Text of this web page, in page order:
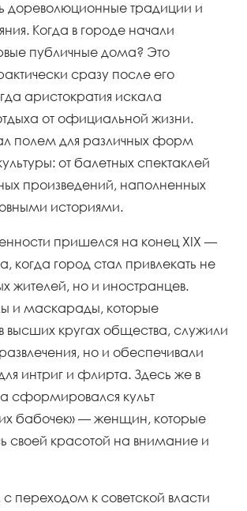
дореволюционные традиции и
Когда в городе начали
публичные дома? Это
сразу после его
аристократия искала
от официальной жизни.
полем для различных форм
от балетных спектаклей
произведений, наполненных
историями.
пришелся на конец XIX —
когда город стал привлекать не
жителей, но и иностранцев.
и маскарады, которые
высших кругах общества, служили
но и обеспечивали
интриг и флирта. Здесь же в
сформировался культ
бабочек» — женщин, которые
своей красотой на внимание и
переходом к советской власти